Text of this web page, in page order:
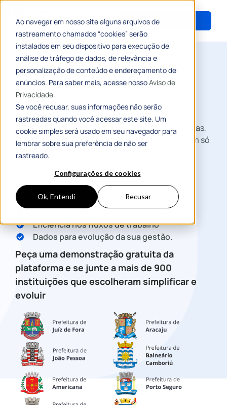
Ao navegar em nosso site alguns arquivos de
rastreamento chamados “cookies” serão
instalados em seu dispositivo para execução de
análise de tráfego de dados, de relevância e
personalização de conteúdo e endereçamento de
anúncios. Para saber mais, acesse nossoAviso de
Privacidade.
Se você recusar, suas informações não serão
rastreadas quando você acessar este site. Um
cookie simples será usado em seu navegador para
lembrar sobre sua preferência de não ser
rastreado.
Configurações de cookies
Ok, Entendi Recusar
Entrar em contato
Descubra como um sistema para
prefeituras pode resolver os
processos 10x mais rápidos.
Troque o papel pelo sistema 1Doc e tenha a sua
prefeitura digital com transparência das demandas,
documentos organizados e dados precisos em um só
lugar.
Tenha mais:
Agilidade
Economia
Eficiência nos fluxos de trabalho
Dados para evolução da sua gestão.
Peça uma demonstração gratuita da
plataforma e se junte a mais de 900
instituições que escolheram simplificar e
evoluir